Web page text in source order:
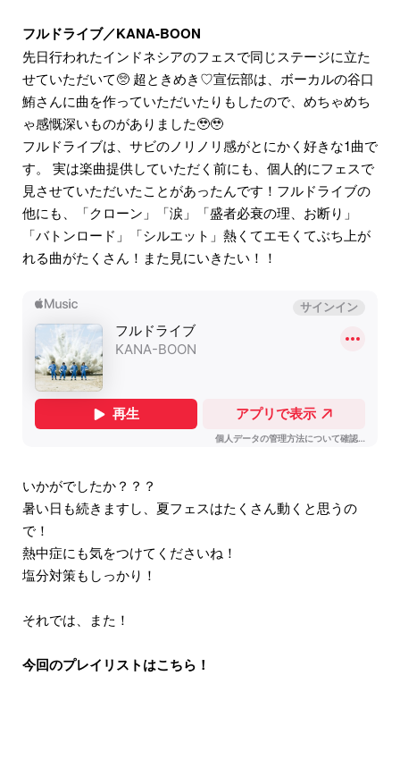
フルドライブ／KANA-BOON
先日行われたインドネシアのフェスで同じステージに立た
せていただいて🥺 超ときめき♡宣伝部は、ボーカルの谷口
鮪さんに曲を作っていただいたりもしたので、めちゃめち
ゃ感慨深いものがありました🥹🥹
フルドライブは、サビのノリノリ感がとにかく好きな1曲で
す。 実は楽曲提供していただく前にも、個人的にフェスで
見させていただいたことがあったんです！フルドライブの
他にも、「クローン」「涙」「盛者必衰の理、お断り」
「バトンロード」「シルエット」熱くてエモくてぶち上が
れる曲がたくさん！また見にいきたい！！
いかがでしたか？？？
暑い日も続きますし、夏フェスはたくさん動くと思うの
で！
熱中症にも気をつけてくださいね！
塩分対策もしっかり！
それでは、また！
今回のプレイリストはこちら！